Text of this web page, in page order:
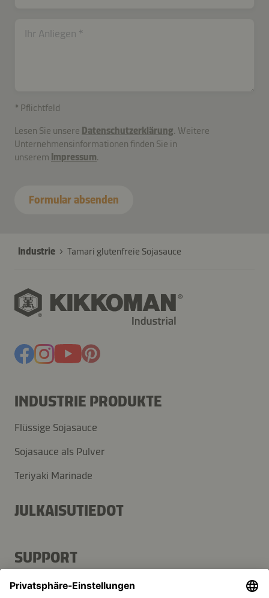
Ihr Anliegen
* Pflichtfeld
Lesen Sie unsere Datenschutzerklärung. Weitere
Unternehmensinformationen finden Sie in
unserem Impressum.
Formular absenden
Industrie Tamari glutenfreie Sojasauce
INDUSTRIE PRODUKTE
Flüssige Sojasauce
Sojasauce als Pulver
Teriyaki Marinade
JULKAISUTIEDOT
SUPPORT
Kontakt